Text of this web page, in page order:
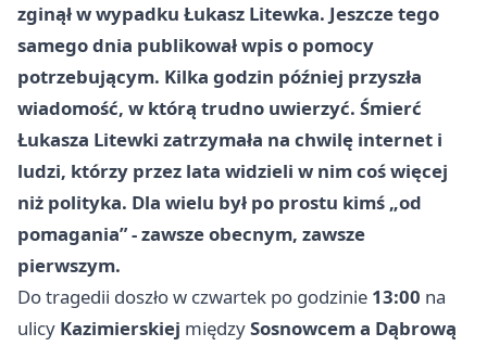
zginął w wypadku Łukasz Litewka. Jeszcze tego
samego dnia publikował wpis o pomocy
potrzebującym. Kilka godzin później przyszła
wiadomość, w którą trudno uwierzyć. Śmierć
Łukasza Litewki zatrzymała na chwilę internet i
ludzi, którzy przez lata widzieli w nim coś więcej
niż polityka. Dla wielu był po prostu kimś „od
pomagania” - zawsze obecnym, zawsze
pierwszym.
Do tragedii doszło w czwartek po godzinie 13:00 na
ulicy Kazimierskiej międzySosnowcem a Dąbrową